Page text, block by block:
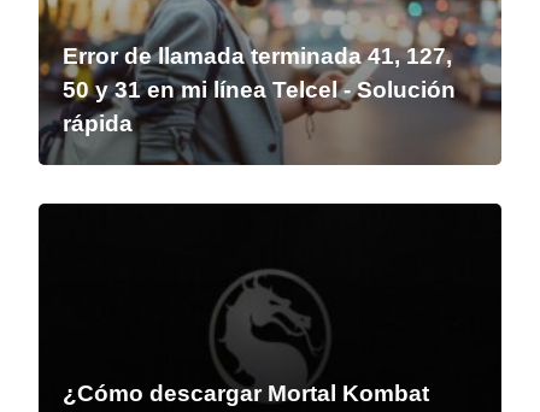
Error de llamada terminada 41, 127,
50 y 31 en mi línea Telcel - Solución
rápida
¿Cómo descargar Mortal Kombat